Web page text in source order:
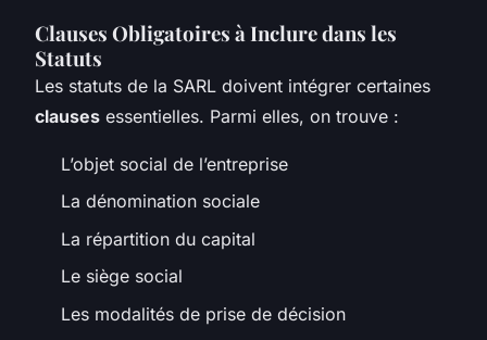
Clauses Obligatoires à Inclure dans les
Statuts
Les statuts de la SARL doivent intégrer certaines
clauses essentielles. Parmi elles, on trouve :
L’objet social de l’entreprise
La dénomination sociale
La répartition du capital
Le siège social
Les modalités de prise de décision